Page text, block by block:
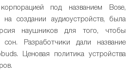
под названием Bose,
на создании аудиоустройств, была
наушников для того, чтобы
сон. Разработчики дали название
Ценовая политика устройства